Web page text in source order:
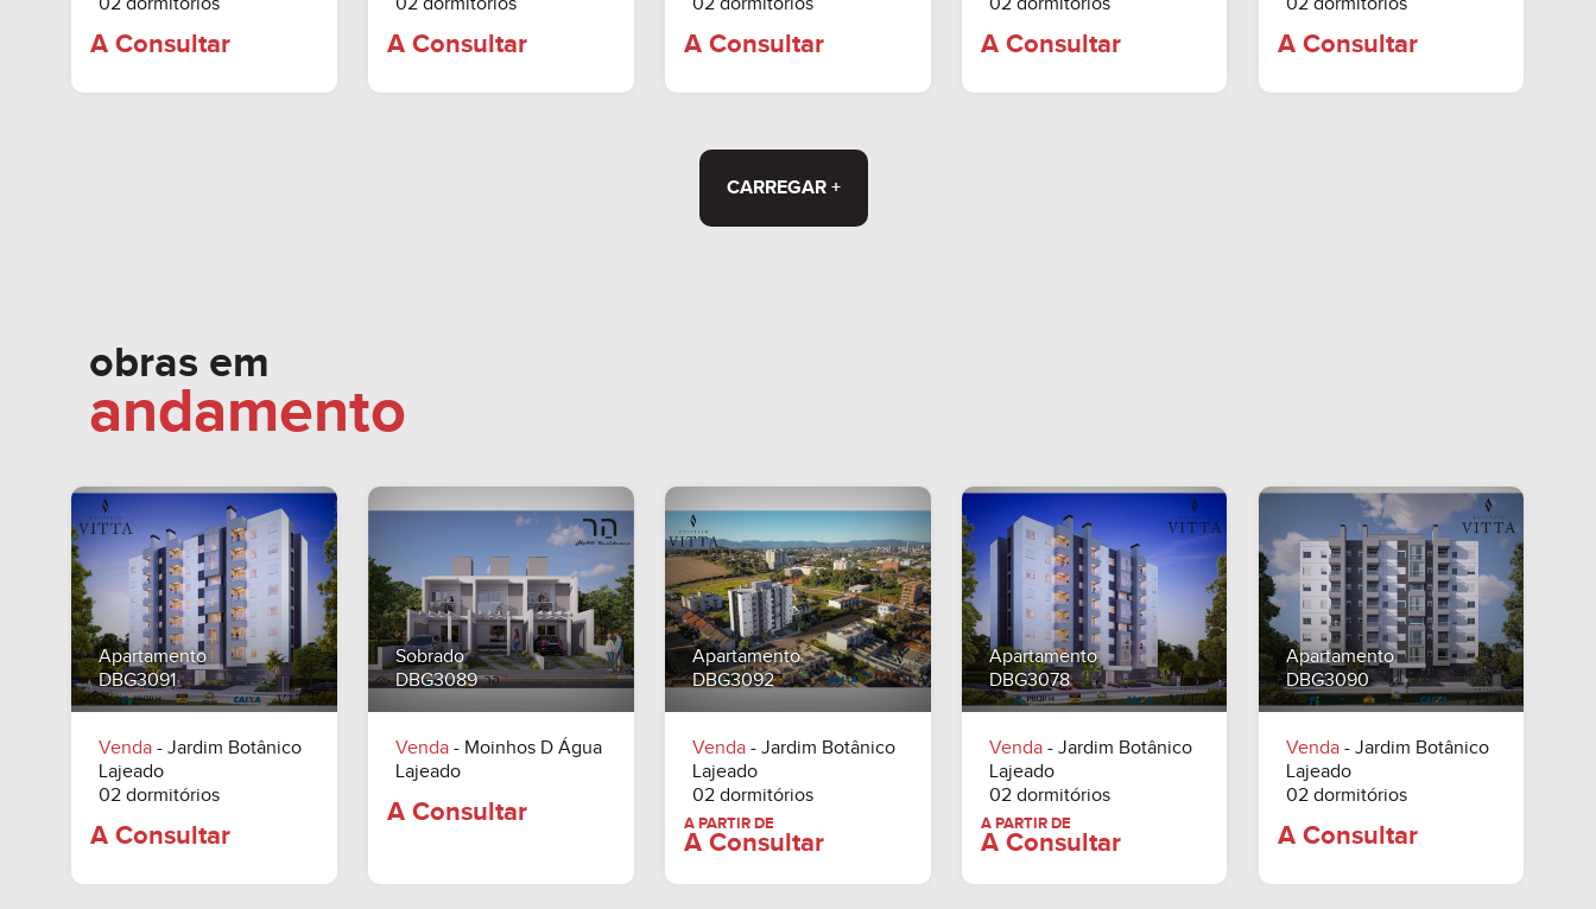
CARREGAR +
obras em
andamento
Apartamento
DBG3091
Venda - Jardim Botânico
Lajeado
02 dormitórios
Sobrado
DBG3089
Venda - Moinhos D Água
Lajeado
Apartamento
DBG3092
Venda- Jardim Botânico
Lajeado
02 dormitórios
Apartamento
DBG3078
Venda- Jardim Botânico
Lajeado
02 dormitórios
Apartamento
DBG3090
Venda- Jardim Botânico
Lajeado
02 dormitórios